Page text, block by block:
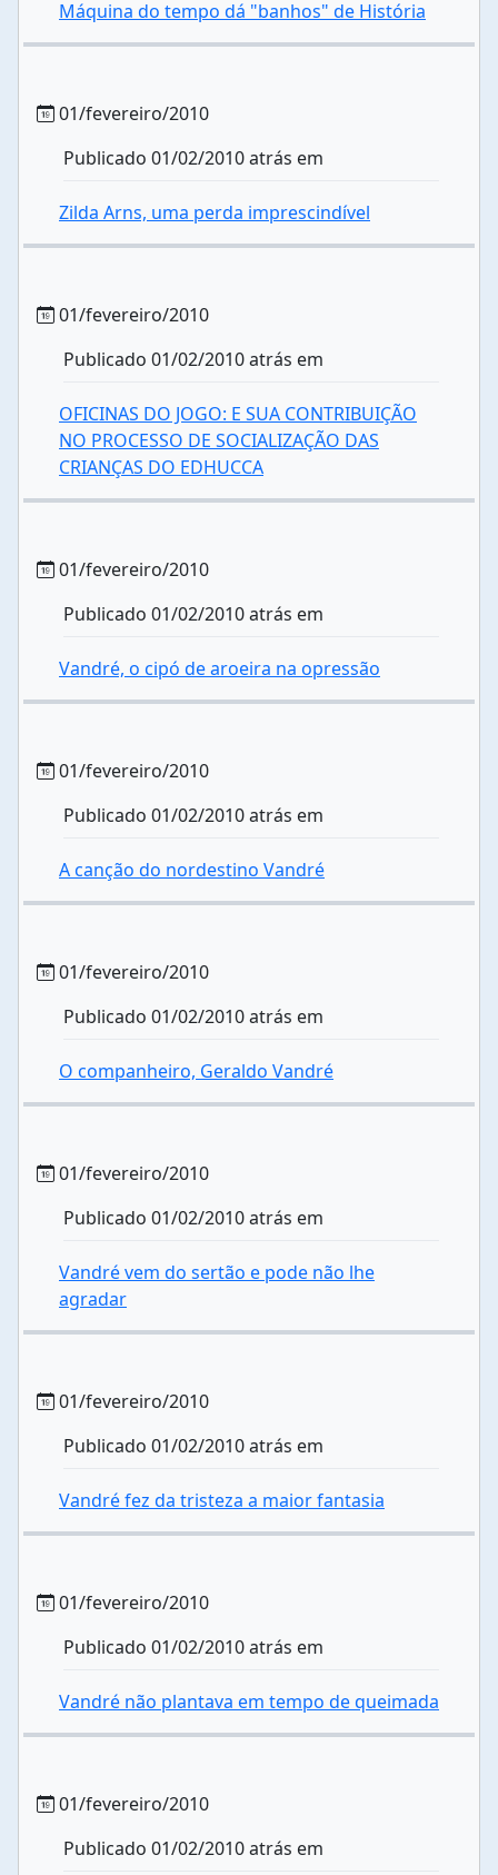
Máquina do tempo dá "banhos" de História
01/fevereiro/2010
Publicado 01/02/2010 atrás em
Zilda Arns, uma perda imprescindível
01/fevereiro/2010
Publicado 01/02/2010 atrás em
OFICINAS DO JOGO: E SUA CONTRIBUIÇÃO
NO PROCESSO DE SOCIALIZAÇÃO DAS
CRIANÇAS DO EDHUCCA
01/fevereiro/2010
Publicado 01/02/2010 atrás em
Vandré, o cipó de aroeira na opressão
01/fevereiro/2010
Publicado 01/02/2010 atrás em
A canção do nordestino Vandré
01/fevereiro/2010
Publicado 01/02/2010 atrás em
O companheiro, Geraldo Vandré
01/fevereiro/2010
Publicado 01/02/2010 atrás em
Vandré vem do sertão e pode não lhe
agradar
01/fevereiro/2010
Publicado 01/02/2010 atrás em
Vandré fez da tristeza a maior fantasia
01/fevereiro/2010
Publicado 01/02/2010 atrás em
Vandré não plantava em tempo de queimada
01/fevereiro/2010
Publicado 01/02/2010 atrás em